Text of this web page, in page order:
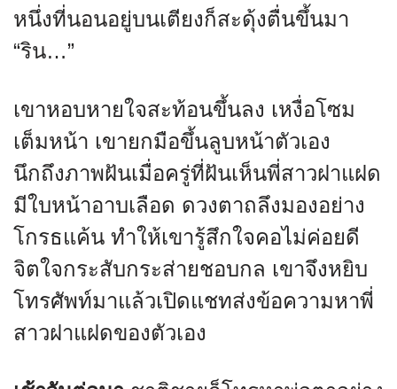
หนึ่งที่นอนอยู่บนเตียงก็สะดุ้งตื่นขึ้นมา
“ริน…”
เขาหอบหายใจสะท้อนขึ้นลง เหงื่อโซม
เต็มหน้า เขายกมือขึ้นลูบหน้าตัวเอง
นึกถึงภาพฝันเมื่อครู่ที่ฝันเห็นพี่สาวฝาแฝด
มีใบหน้าอาบเลือด ดวงตาถลึงมองอย่าง
โกรธแค้น ทำให้เขารู้สึกใจคอไม่ค่อยดี
จิตใจกระสับกระส่ายชอบกล เขาจึงหยิบ
โทรศัพท์มาแล้วเปิดแชทส่งข้อความหาพี่
สาวฝาแฝดของตัวเอง